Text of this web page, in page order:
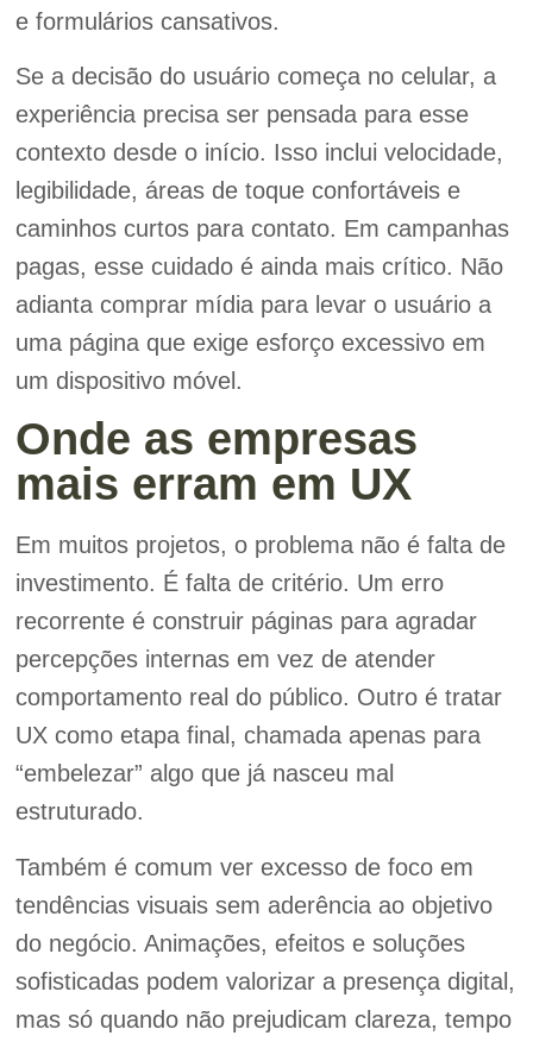
e formulários cansativos.
Se a decisão do usuário começa no celular, a
experiência precisa ser pensada para esse
contexto desde o início. Isso inclui velocidade,
legibilidade, áreas de toque confortáveis e
caminhos curtos para contato. Em campanhas
pagas, esse cuidado é ainda mais crítico. Não
adianta comprar mídia para levar o usuário a
uma página que exige esforço excessivo em
um dispositivo móvel.
Onde as empresas
mais erram em UX
Em muitos projetos, o problema não é falta de
investimento. É falta de critério. Um erro
recorrente é construir páginas para agradar
percepções internas em vez de atender
comportamento real do público. Outro é tratar
UX como etapa final, chamada apenas para
“embelezar” algo que já nasceu mal
estruturado.
Também é comum ver excesso de foco em
tendências visuais sem aderência ao objetivo
do negócio. Animações, efeitos e soluções
sofisticadas podem valorizar a presença digital,
mas só quando não prejudicam clareza, tempo